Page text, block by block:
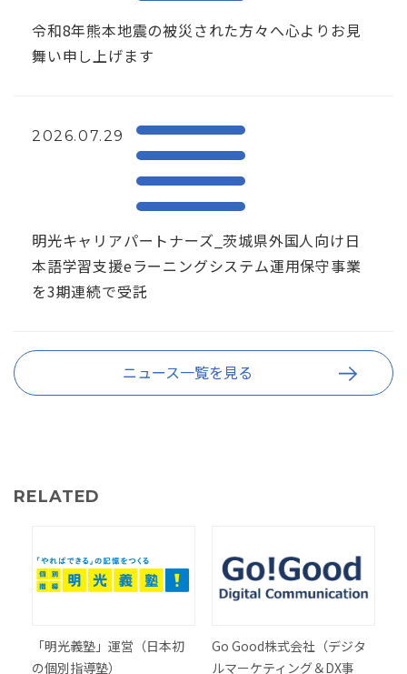
令和8年熊本地震の被災された方々へ心よりお見
舞い申し上げます
2026.07.29
明光キャリアパートナーズ_茨城県外国人向け日
本語学習支援eラーニングシステム運用保守事業
を3期連続で受託
ニュース一覧を見る
RELATED
「明光義塾」運営（日本初
の個別指導塾）
Go Good株式会社（デジタ
ルマーケティング＆DX事